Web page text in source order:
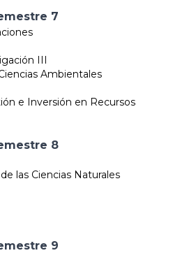
7
III
Ambientales
e Inversión en Recursos
8
las Ciencias Naturales
9